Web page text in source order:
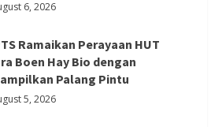
Berita Nasional
Pelabuhan
Gate System,
6, 2026
Ramaikan Perayaan HUT
Boen Hay Bio dengan
Palang Pintu
5, 2026